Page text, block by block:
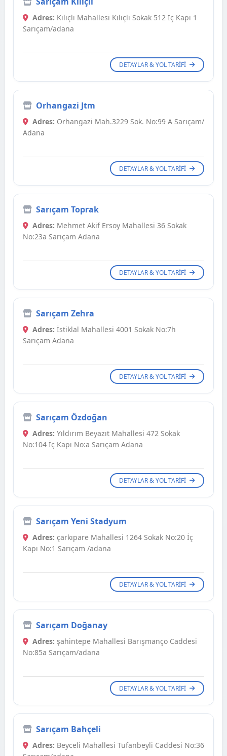
Adres: Kılıçlı Mahallesi Kılıçlı Sokak 512 İç Kapı 1
Sarıçam/adana
DETAYLAR & YOL TARIFI
Orhangazi Jtm
Adres: Orhangazi Mah.3229 Sok. No:99 A Sarıçam/
Adana
DETAYLAR & YOL TARIFI
Sarıçam Toprak
Adres: Mehmet Akif Ersoy Mahallesi 36 Sokak
No:23a Sarıçam Adana
DETAYLAR & YOL TARIFI
Sarıçam Zehra
Adres: İstiklal Mahallesi 4001 Sokak No:7h
Sarıçam Adana
DETAYLAR & YOL TARIFI
Sarıçam Özdoğan
Adres: Yıldırım Beyazıt Mahallesi 472 Sokak
No:104 İç Kapı No:a Sarıçam Adana
DETAYLAR & YOL TARIFI
Sarıçam Yeni Stadyum
Adres: çarkıpare Mahallesi 1264 Sokak No:20 İç
Kapı No:1 Sarıçam /adana
DETAYLAR & YOL TARIFI
Sarıçam Doğanay
Adres: şahintepe Mahallesi Barışmanço Caddesi
No:85a Sarıçam/adana
DETAYLAR & YOL TARIFI
Sarıçam Bahçeli
Adres: Beyceli Mahallesi Tufanbeyli Caddesi No:36